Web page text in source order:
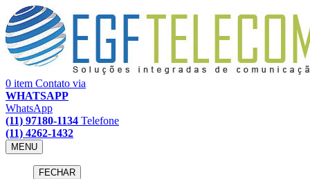
0 item Contato via
WHATSAPP
WhatsApp
(11) 97180-1134 Telefone
(11) 4262-1432
MENU
FECHAR